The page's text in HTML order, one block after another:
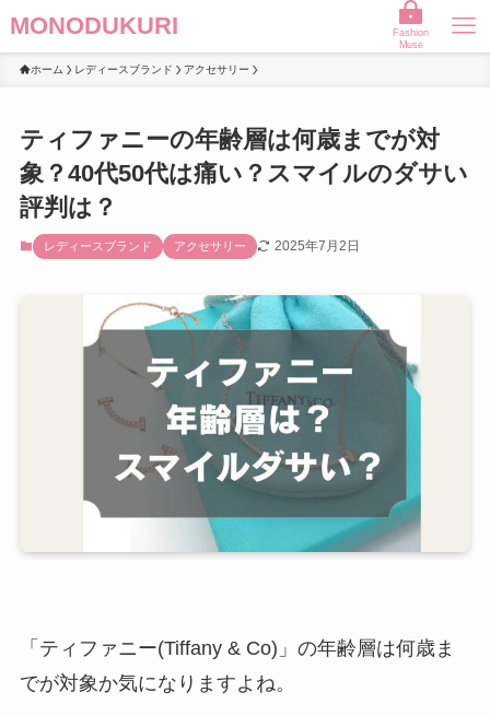
MONODUKURI Fashion
Muse
ホーム レディースブランド アクセサリー
ティファニーの年齢層は何歳までが対
象？40代50代は痛い？スマイルのダサい
評判は？
レディースブランド アクセサリー 2025年7月2日
「ティファニー(Tiffany & Co)」の年齢層は何歳ま
でが対象か気になりますよね。